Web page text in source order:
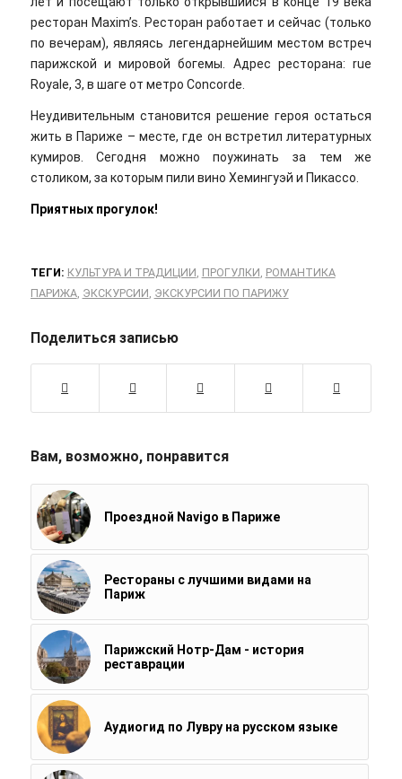
ресторан Maxim’s. Ресторан работает и сейчас (только
по вечерам), являясь легендарнейшим местом встреч
парижской и мировой богемы. Адрес ресторана: rue
Royale, 3, в шаге от метро Concorde.
Неудивительным становится решение героя остаться
жить в Париже – месте, где он встретил литературных
кумиров. Сегодня можно поужинать за тем же
столиком, за которым пили вино Хемингуэй и Пикассо.
Приятных прогулок!
ТЕГИ: КУЛЬТУРА И ТРАДИЦИИ ПРОГУЛКИ РОМАНТИКА
ПАРИЖА, ЭКСКУРСИИ ЭКСКУРСИИ ПО ПАРИЖУ
Поделиться записью
Вам, возможно, понравится
Проездной Navigo в Париже
Рестораны с лучшими видами на
Париж
Парижский Нотр-Дам - история
реставрации
Аудиогид по Лувру на русском языке